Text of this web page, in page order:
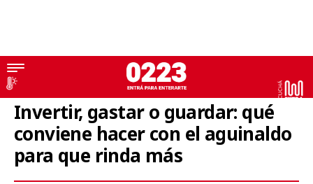
Aguinaldo
Invertir, gastar o guardar: qué
conviene hacer con el aguinaldo
para que rinda más